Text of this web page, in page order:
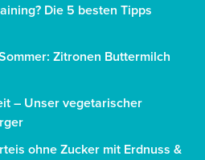
Die 5 besten Tipps
Zitronen Buttermilch
– Unser vegetarischer
ohne Zucker mit Erdnuss &